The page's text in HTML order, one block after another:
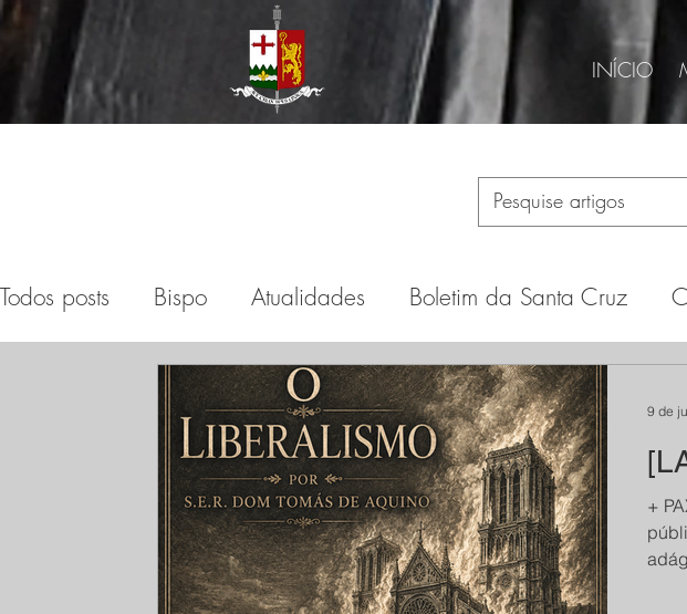
INÍCIO
Todos posts Bispo Atualidades Boletim da Santa Cruz
Dom Antônio de Castro Mayer Espiritualidade Doutrina
Dom Marcel Lefebvre Eventos Sedevacantismo
Voz de Fátima, voz de Deus Sermões Monásticos Crônicas
+
9 de